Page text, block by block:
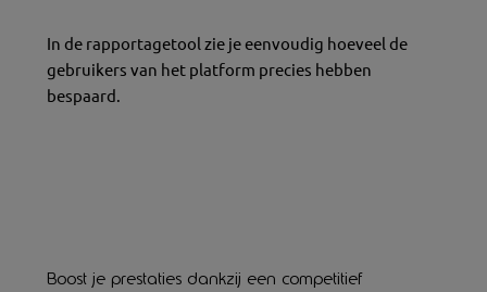
In de rapportagetool zie je eenvoudig hoeveel de
gebruikers van het platform precies hebben
bespaard.
Boost je prestaties dankzij een competitief